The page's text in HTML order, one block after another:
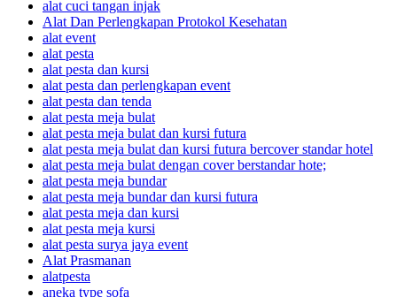
alat cuci tangan injak
Alat Dan Perlengkapan Protokol Kesehatan
alat event
alat pesta
alat pesta dan kursi
alat pesta dan perlengkapan event
alat pesta dan tenda
alat pesta meja bulat
alat pesta meja bulat dan kursi futura
alat pesta meja bulat dan kursi futura bercover standar hotel
alat pesta meja bulat dengan cover berstandar hote;
alat pesta meja bundar
alat pesta meja bundar dan kursi futura
alat pesta meja dan kursi
alat pesta meja kursi
alat pesta surya jaya event
Alat Prasmanan
alatpesta
aneka type sofa